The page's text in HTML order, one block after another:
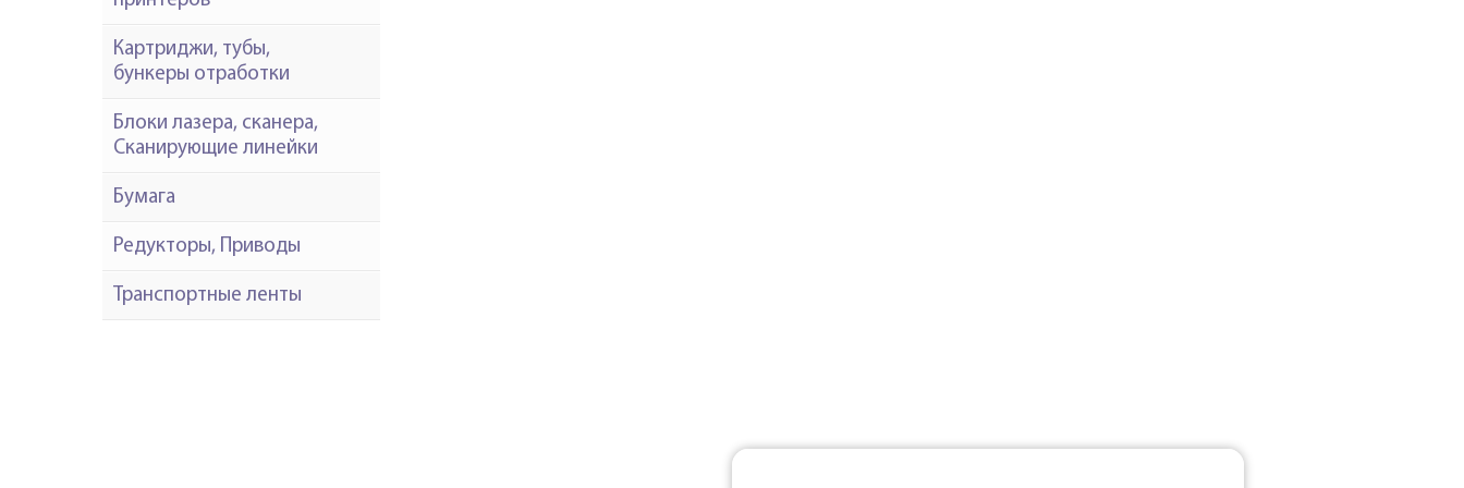
Картриджи, тубы,
бункеры отработки
Блоки лазера, сканера,
Сканирующие линейки
Бумага
Редукторы, Приводы
Транспортные ленты